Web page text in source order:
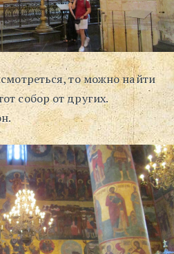
то можно найти
собор от других.